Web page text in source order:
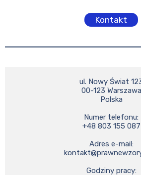
Kontakt
ul. Nowy Świat
00-123 Warszawa
Polska
Numer telefonu:
+48 803 155 087
Godziny pracy: